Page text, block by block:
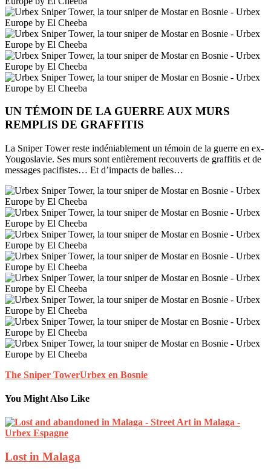
UN TÉMOIN DE LA GUERRE AUX MURS
REMPLIS DE GRAFFITIS
La Sniper Tower reste indéniablement un témoin de la guerre en ex-
Yougoslavie. Ses murs sont entièrement recouverts de graffitis et de
messages pacifistes… Et d’impacts de balles…
The Sniper TowerUrbex en Bosnie
You Might Also Like
Lost in Malaga